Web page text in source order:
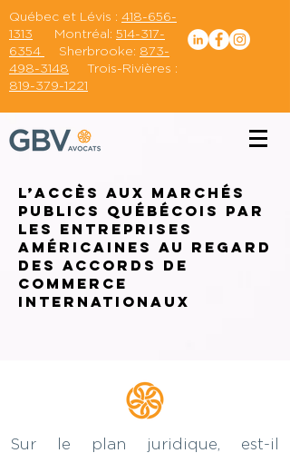
Québec et Lévis : 418-656-
1313 Montréal: 514-317-
6354
Sherbrooke: 873-
498-3148 Trois-Rivières :
819-379-1221
L’accès aux marchés
publics québécois par
les entreprises
américaines au regard
des accords de
commerce
internationaux
Sur le plan juridique, est-il